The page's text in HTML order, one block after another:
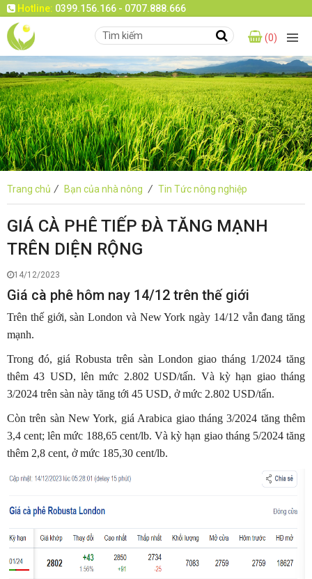
Hotline: 0399.156.166 - 0707.888.666
(0)
Trang chủ / Bạn của nhà nông / Tin Tức nông nghiệp
GIÁ CÀ PHÊ TIẾP ĐÀ TĂNG MẠNH
TRÊN DIỆN RỘNG
14/12/2023
Giá cà phê hôm nay 14/12 trên thế giới
Trên thế giới, sàn London và New York ngày 14/12 vẫn đang tăng
mạnh.
Trong đó, giá Robusta trên sàn London giao tháng 1/2024 tăng
thêm 43 USD, lên mức 2.802 USD/tấn. Và kỳ hạn giao tháng
3/2024 trên sàn này tăng tới 45 USD, ở mức 2.802 USD/tấn.
Còn trên sàn New York, giá Arabica giao tháng 3/2024 tăng thêm
3,4 cent; lên mức 188,65 cent/lb. Và kỳ hạn giao tháng 5/2024 tăng
thêm 2,8 cent, ở mức 185,30 cent/lb.